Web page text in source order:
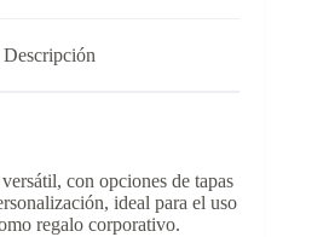
Descripción
con opciones de tapas
ideal para el uso
regalo corporativo.